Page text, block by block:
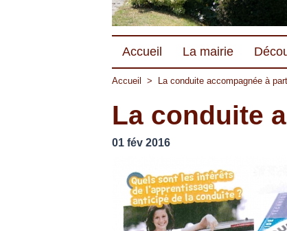
Accueil La mairie
Accueil > La conduite accompagnée à
La conduite
01 fév 2016